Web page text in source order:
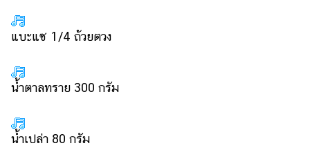
แบะแซ 1/4 ถ้วยตวง
น้ำตาลทราย 300 กรัม
น้ำเปล่า 80 กรัม